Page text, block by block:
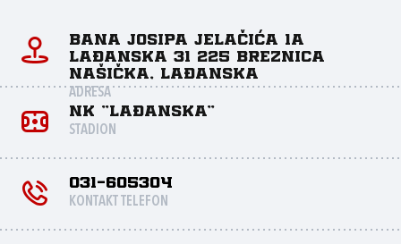
Bana Josipa Jelačića 1A
Lađanska 31 225 Breznica
Našička, Lađanska
ADRESA
NK "Lađanska"
STADION
031-605304
KONTAKT TELEFON